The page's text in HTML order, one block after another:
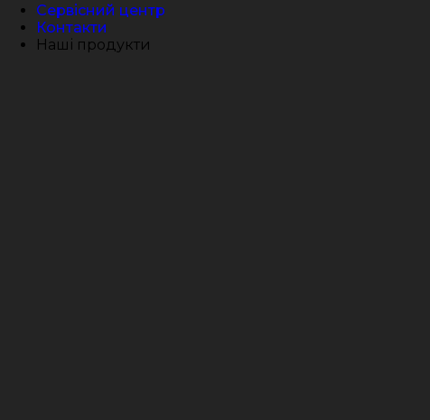
Сервісний центр
Контакти
Наші продукти